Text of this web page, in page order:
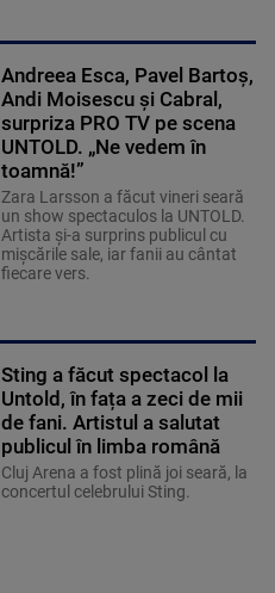
Andreea Esca, Pavel Bartoș,
Andi Moisescu și Cabral,
surpriza PRO TV pe scena
UNTOLD. „Ne vedem în
toamnă!”
Zara Larsson a făcut vineri seară
un show spectaculos la UNTOLD.
Artista și-a surprins publicul cu
mișcările sale, iar fanii au cântat
fiecare vers.
Sting a făcut spectacol la
Untold, în fața a zeci de mii
de fani. Artistul a salutat
publicul în limba română
Cluj Arena a fost plină joi seară, la
concertul celebrului Sting.